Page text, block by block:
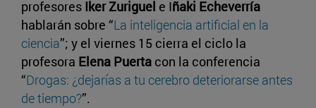
profesores Iker Zuriguel e Iñaki Echeverría
hablarán sobre “La inteligencia artificial en la
ciencia”; y el viernes 15 cierra el ciclo la
profesora Elena Puerta con la conferencia
“Drogas: ¿dejarías a tu cerebro deteriorarse antes
de tiempo?”.